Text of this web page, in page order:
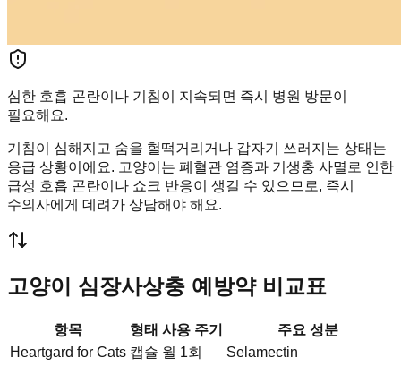
심한 호흡 곤란이나 기침이 지속되면 즉시 병원 방문이
필요해요.
기침이 심해지고 숨을 헐떡거리거나 갑자기 쓰러지는 상태는
응급 상황이에요. 고양이는 폐혈관 염증과 기생충 사멸로 인한
급성 호흡 곤란이나 쇼크 반응이 생길 수 있으므로, 즉시
수의사에게 데려가 상담해야 해요.
고양이 심장사상충 예방약 비교표
항목 형태 사용 주기
주요 성분
Heartgard for Cats 캡슐 월 1회
Selamectin